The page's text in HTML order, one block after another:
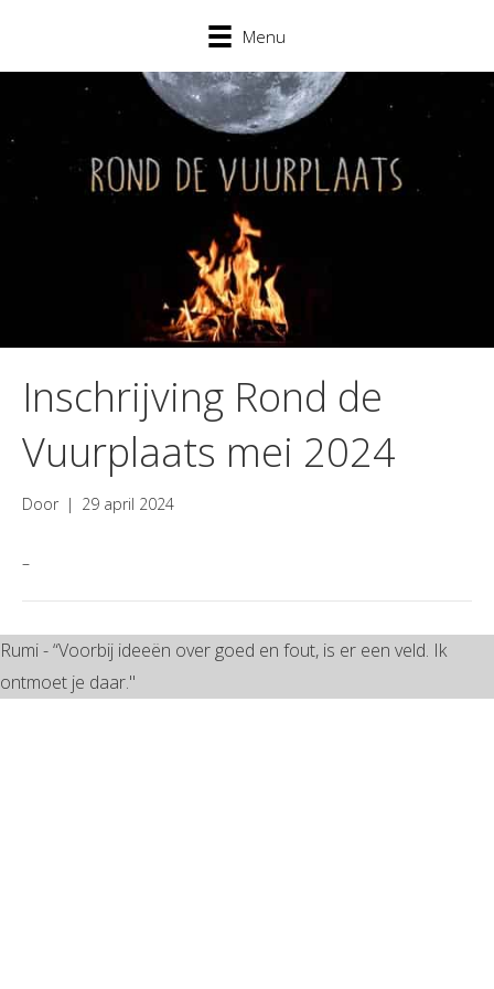
Menu
Inschrijving Rond de
Vuurplaats mei 2024
Door | 29 april 2024
–
Rumi - “Voorbij ideeën over goed en fout, is er een veld. Ik
ontmoet je daar."